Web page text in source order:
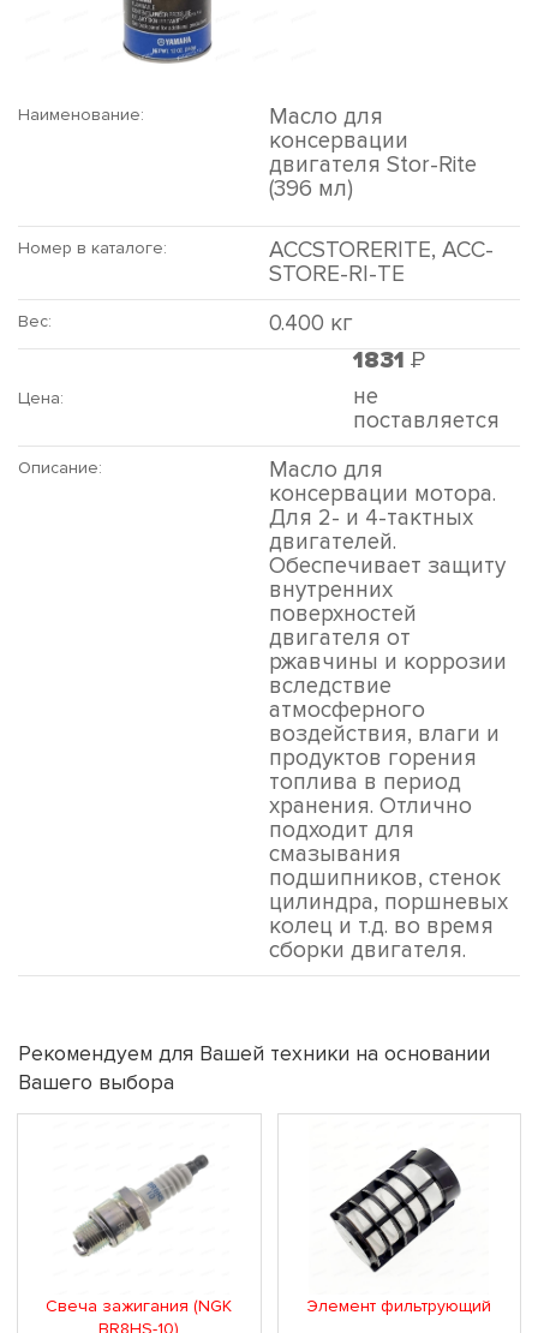
Наименование:
Масло для
консервации
двигателя Stor-Rite
(396 мл)
Номер в каталоге:
ACCSTORERITE, ACC-
STORE-RI-TE
Вес: 0.400 кг
Цена:
1831 Р
не
поставляется
Описание:
Масло для
консервации мотора.
Для 2- и 4-тактных
двигателей.
Обеспечивает защиту
внутренних
поверхностей
двигателя от
ржавчины и коррозии
вследствие
атмосферного
воздействия, влаги и
продуктов горения
топлива в период
хранения. Отлично
подходит для
смазывания
подшипников, стенок
цилиндра, поршневых
колец и т.д. во время
сборки двигателя.
Рекомендуем для Вашей техники на основании
Вашего выбора
Свеча зажигания (NGK
Элемент фильтрующий